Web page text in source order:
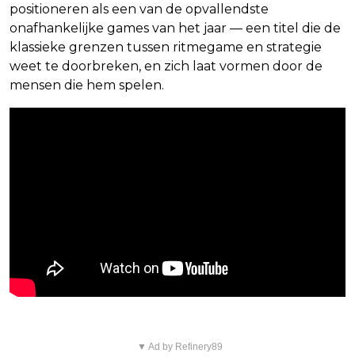
positioneren als een van de opvallendste
onafhankelijke games van het jaar — een titel die de
klassieke grenzen tussen ritmegame en strategie
weet te doorbreken, en zich laat vormen door de
mensen die hem spelen.
▼ Ad by Refinery89